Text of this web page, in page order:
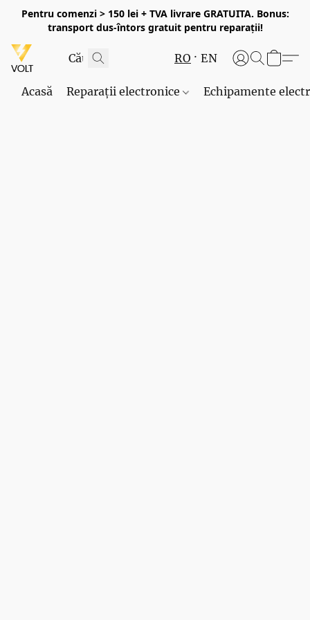
Pentru comenzi > 150 lei + TVA livrare GRATUITA. Bonus:
transport dus-întors gratuit pentru reparații!
RO EN
Acasă Reparații electronice Echipamente